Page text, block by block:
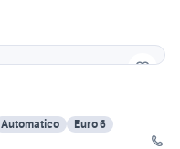
Automatico
Euro 6